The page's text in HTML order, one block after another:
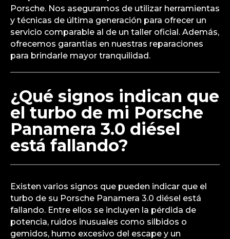
Porsche. Nos aseguramos de utilizar herramientas
y técnicas de última generación para ofrecer un
servicio comparable al de un taller oficial. Además,
ofrecemos garantías en nuestras reparaciones
para brindarle mayor tranquilidad.
¿Qué signos indican que
el turbo de mi Porsche
Panamera 3.0 diésel
está fallando?
Existen varios signos que pueden indicar que el
turbo de su Porsche Panamera 3.0 diésel está
fallando. Entre ellos se incluyen la pérdida de
potencia, ruidos inusuales como silbidos o
gemidos, humo excesivo del escape y un